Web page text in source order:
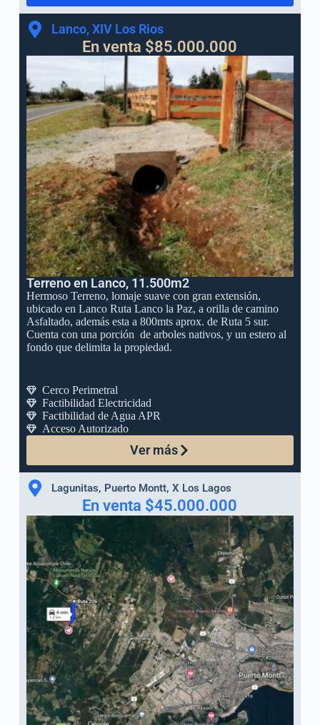
Lanco, XIV Los Rios
En venta $85.000.000
Terreno en Lanco, 11.500m2
Hermoso Terreno, lomaje suave con gran extensión,
ubicado en Lanco Ruta Lanco la Paz, a orilla de camino
Asfaltado, además esta a 800mts aprox. de Ruta 5 sur.
Cuenta con una porción de arboles nativos, y un estero al
fondo que delimita la propiedad.
Cerco Perimetral
Factibilidad Electricidad
Factibilidad de Agua APR
Acceso Autorizado
Ver más
Lagunitas, Puerto Montt, X Los Lagos
En venta $45.000.000